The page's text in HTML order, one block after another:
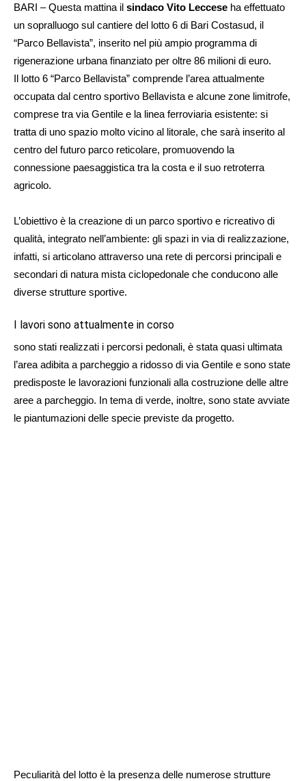
BARI – Questa mattina il sindaco Vito Leccese ha effettuato
un sopralluogo sul cantiere del lotto 6 di Bari Costasud, il
“Parco Bellavista”, inserito nel più ampio programma di
rigenerazione urbana finanziato per oltre 86 milioni di euro.
Il lotto 6 “Parco Bellavista” comprende l’area attualmente
occupata dal centro sportivo Bellavista e alcune zone limitrofe,
comprese tra via Gentile e la linea ferroviaria esistente: si
tratta di uno spazio molto vicino al litorale, che sarà inserito al
centro del futuro parco reticolare, promuovendo la
connessione paesaggistica tra la costa e il suo retroterra
agricolo.
L’obiettivo è la creazione di un parco sportivo e ricreativo di
qualità, integrato nell’ambiente: gli spazi in via di realizzazione,
infatti, si articolano attraverso una rete di percorsi principali e
secondari di natura mista ciclopedonale che conducono alle
diverse strutture sportive.
I lavori sono attualmente in corso
sono stati realizzati i percorsi pedonali, è stata quasi ultimata
l’area adibita a parcheggio a ridosso di via Gentile e sono state
predisposte le lavorazioni funzionali alla costruzione delle altre
aree a parcheggio. In tema di verde, inoltre, sono state avviate
le piantumazioni delle specie previste da progetto.
Peculiarità del lotto è la presenza delle numerose strutture